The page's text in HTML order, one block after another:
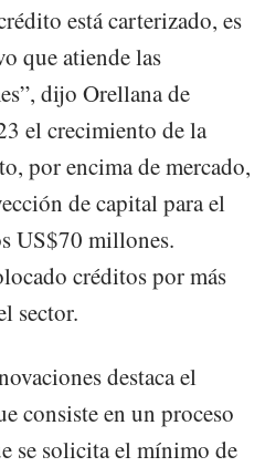
está carterizado, es
que atiende las
dijo Orellana de
el crecimiento de la
por encima de mercado,
de capital para el
US$70 millones.
créditos por más
sector.
destaca el
consiste en un proceso
se solicita el mínimo de